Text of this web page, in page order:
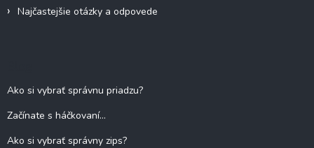
Najčastejšie otázky a odpovede
Ako si vybrať správnu priadzu?
Začínate s háčkovaní...
Ako si vybrať správny zips?